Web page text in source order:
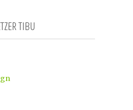
TIBU